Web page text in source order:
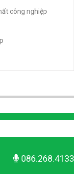
công nghiệp
086.268.4133